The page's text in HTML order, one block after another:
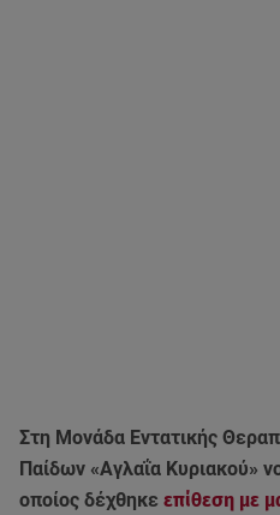
Στη Μονάδα Εντατικής
Παίδων «Αγλαΐα Κυριακού»
οποίος δέχθηκε επίθεση με